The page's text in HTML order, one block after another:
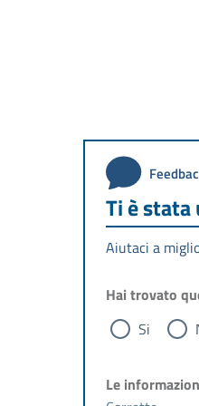
Ti è stata
Aiutaci a
Hai trovato
Si
Le